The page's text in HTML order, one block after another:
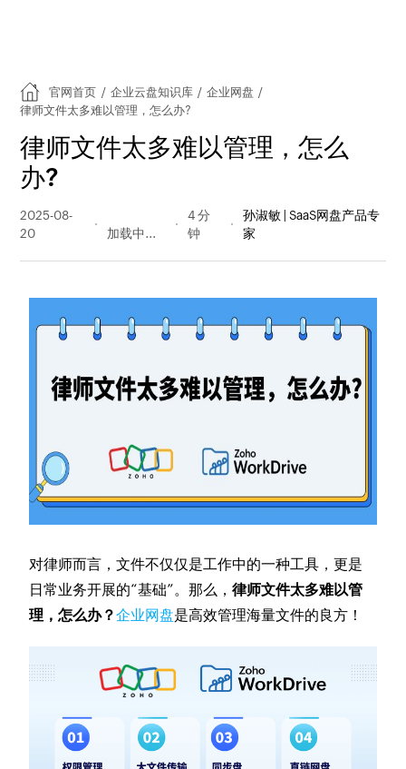
官网首页 / 企业云盘知识库 / 企业网盘 /
律师文件太多难以管理，怎么办?
律师文件太多难以管理，怎么
办?
2025-08-
20
量
4 分
钟
孙淑敏 | SaaS网盘产品专
家
对律师而言，文件不仅仅是工作中的一种工具，更是
日常业务开展的“基础”。那么，律师文件太多难以管
理，怎么办？企业网盘是高效管理海量文件的良方！